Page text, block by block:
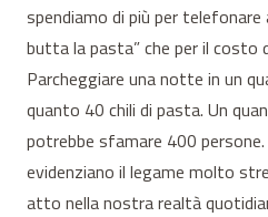
spendiamo di più per telefonare
butta la pasta” che per il costo
Parcheggiare una notte in un
quanto 40 chili di pasta. Un
potrebbe sfamare 400
evidenziano il legame molto
atto nella nostra realtà